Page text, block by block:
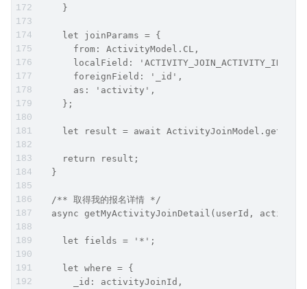
    }
    let joinParams = {
      from: ActivityModel.CL,
      localField: 'ACTIVITY_JOIN_ACTIVITY_ID',
      foreignField: '_id',
      as: 'activity',
    };
let result = await
    return result;
  }
  /** 取得我的报名详情 */
async getMyActivityJoinDetail(userId,
    let fields = '*';
    let where = {
      _id: activityJoinId,